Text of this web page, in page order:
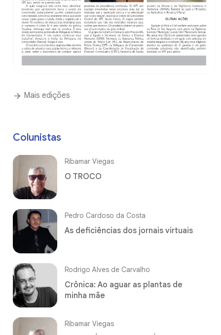
Mais edições
Colunistas
Ribamar Viegas
O TROCO
Pedro Cardoso da Costa
As deficiências dos jornais virtuais
Rodrigo Alves de Carvalho
Crônica: Ao aguar as plantas de
minha mãe
Ribamar Viegas